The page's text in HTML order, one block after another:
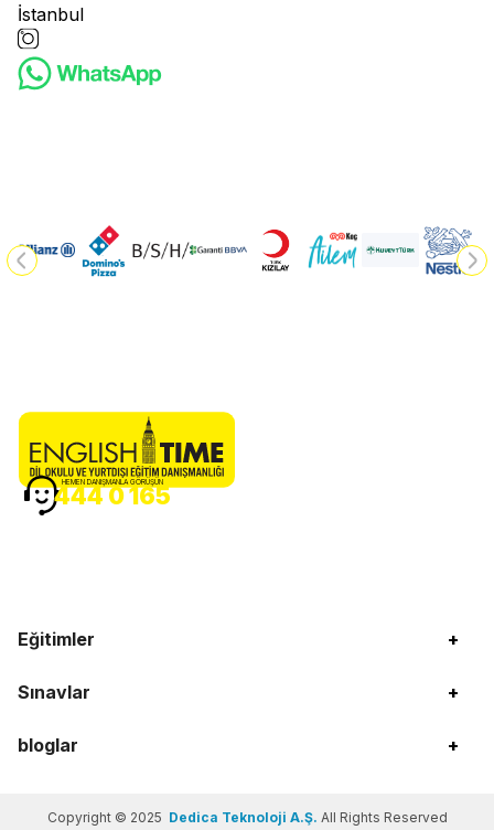
İstanbul
Eğitimler +
Sınavlar +
bloglar +
HEMEN DANIŞMANLA GÖRÜŞÜN
444 0 165
Copyright © 2025 Dedica Teknoloji A.Ş. All Rights Reserved